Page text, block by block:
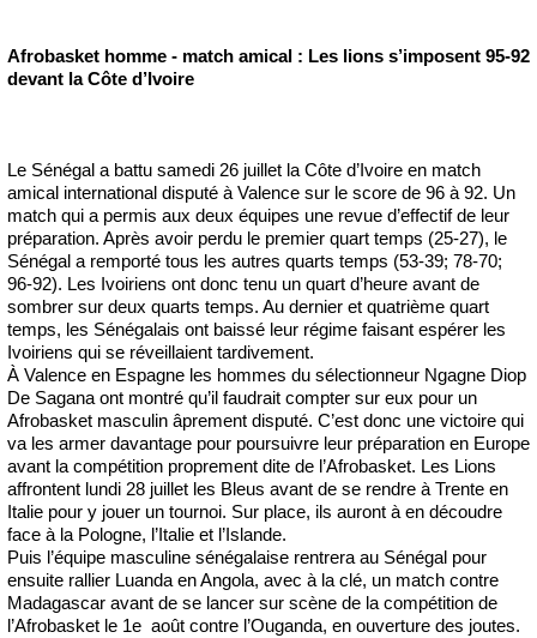
Afrobasket homme - match amical : Les lions s’imposent 95-92
devant la Côte d’Ivoire
Le Sénégal a battu samedi 26 juillet la Côte d’Ivoire en match
amical international disputé à Valence sur le score de 96 à 92. Un
match qui a permis aux deux équipes une revue d’effectif de leur
préparation. Après avoir perdu le premier quart temps (25-27), le
Sénégal a remporté tous les autres quarts temps (53-39; 78-70;
96-92). Les Ivoiriens ont donc tenu un quart d’heure avant de
sombrer sur deux quarts temps. Au dernier et quatrième quart
temps, les Sénégalais ont baissé leur régime faisant espérer les
Ivoiriens qui se réveillaient tardivement.
À Valence en Espagne les hommes du sélectionneur Ngagne Diop
De Sagana ont montré qu’il faudrait compter sur eux pour un
Afrobasket masculin âprement disputé. C’est donc une victoire qui
va les armer davantage pour poursuivre leur préparation en Europe
avant la compétition proprement dite de l’Afrobasket. Les Lions
affrontent lundi 28 juillet les Bleus avant de se rendre à Trente en
Italie pour y jouer un tournoi. Sur place, ils auront à en découdre
face à la Pologne, l’Italie et l’Islande.
Puis l’équipe masculine sénégalaise rentrera au Sénégal pour
ensuite rallier Luanda en Angola, avec à la clé, un match contre
Madagascar avant de se lancer sur scène de la compétition de
l’Afrobasket le 1e août contre l’Ouganda, en ouverture des joutes.